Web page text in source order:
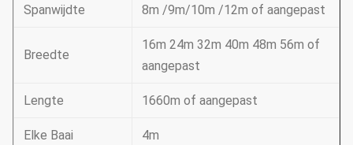
Spanwijdte 8m /9m/10m /12m of aangepast
Breedte
16m 24m 32m 40m 48m 56m of
aangepast
Lengte 1660m of aangepast
Elke Baai 4m